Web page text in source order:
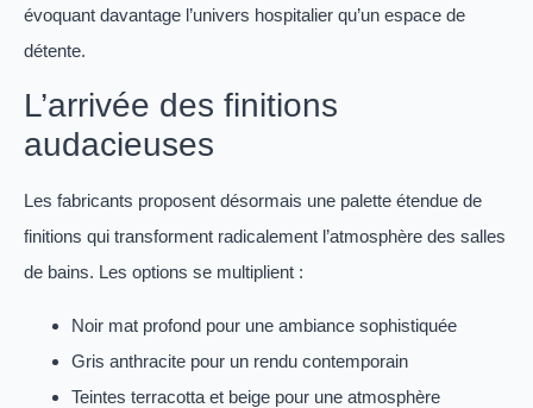
évoquant davantage l’univers hospitalier qu’un espace de
détente.
L’arrivée des finitions
audacieuses
Les fabricants proposent désormais une palette étendue de
finitions qui transforment radicalement l’atmosphère des salles
de bains. Les options se multiplient :
Noir mat profond pour une ambiance sophistiquée
Gris anthracite pour un rendu contemporain
Teintes terracotta et beige pour une atmosphère